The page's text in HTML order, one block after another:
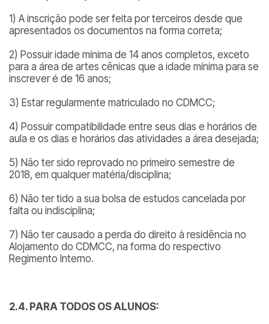
1) A inscrição pode ser feita por terceiros desde que
apresentados os documentos na forma correta;
2) Possuir idade mínima de 14 anos completos, exceto
para a área de artes cênicas que a idade mínima para se
inscrever é de 16 anos;
3) Estar regularmente matriculado no CDMCC;
4) Possuir compatibilidade entre seus dias e horários de
aula e os dias e horários das atividades a área desejada;
5) Não ter sido reprovado no primeiro semestre de
2018, em qualquer matéria/disciplina;
6) Não ter tido a sua bolsa de estudos cancelada por
falta ou indisciplina;
7) Não ter causado a perda do direito à residência no
Alojamento do CDMCC, na forma do respectivo
Regimento Interno.
2.4. PARA TODOS OS ALUNOS: